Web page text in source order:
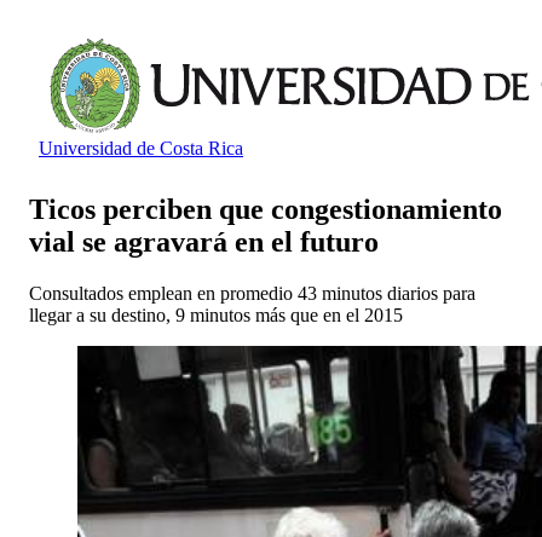
Universidad de Costa Rica
Ticos perciben que congestionamiento
vial se agravará en el futuro
Consultados emplean en promedio 43 minutos diarios para
llegar a su destino, 9 minutos más que en el 2015